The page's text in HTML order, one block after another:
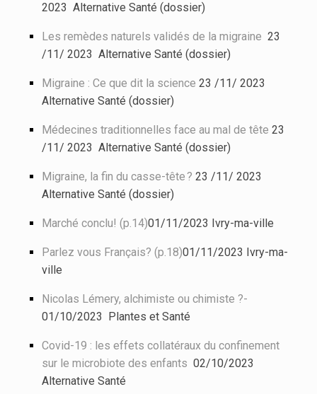
2023 Alternative Santé (dossier)
Les remèdes naturels validés de la migraine 23
/11/ 2023 Alternative Santé (dossier)
Migraine : Ce que dit la science 23 /11/ 2023
Alternative Santé (dossier)
Médecines traditionnelles face au mal de tête 23
/11/ 2023 Alternative Santé (dossier)
Migraine, la fin du casse-tête ? 23 /11/ 2023
Alternative Santé (dossier)
Marché conclu! (p.14)01/11/2023 Ivry-ma-ville
Parlez vous Français? (p.18)01/11/2023 Ivry-ma-
ville
Nicolas Lémery, alchimiste ou chimiste ?-
01/10/2023 Plantes et Santé
Covid-19 : les effets collatéraux du confinement
sur le microbiote des enfants 02/10/2023
Alternative Santé